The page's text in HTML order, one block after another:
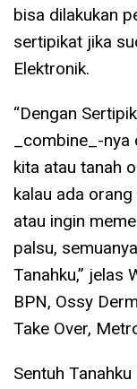
bisa dilakukan
sertipikat jika
Elektronik.
“Dengan
_combine_-nya
kita atau tanah
kalau ada
atau ingin
palsu,
Tanahku,” jelas
BPN, Ossy
Take Over,
Sentuh